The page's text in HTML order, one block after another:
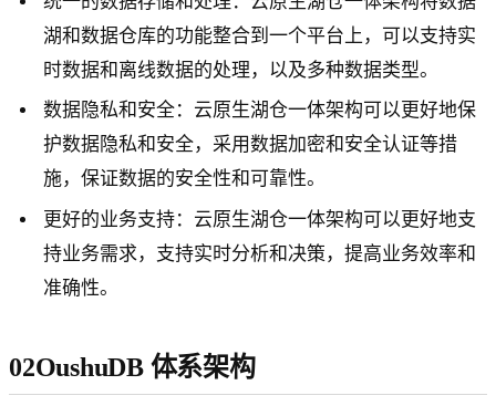
湖和数据仓库的功能整合到一个平台上，可以支持实
时数据和离线数据的处理，以及多种数据类型。
数据隐私和安全：云原生湖仓一体架构可以更好地保
护数据隐私和安全，采用数据加密和安全认证等措
施，保证数据的安全性和可靠性。
更好的业务支持：云原生湖仓一体架构可以更好地支
持业务需求，支持实时分析和决策，提高业务效率和
准确性。
02OushuDB 体系架构